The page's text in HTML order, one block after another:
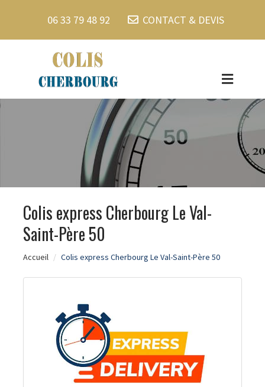
06 33 79 48 92 CONTACT & DEVIS
Colis express Cherbourg Le Val-
Saint-Père 50
Accueil Colis express Cherbourg Le Val-Saint-Père 50